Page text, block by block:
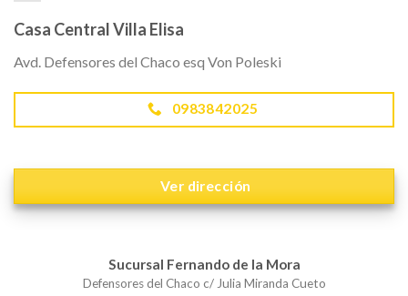
Casa Central Villa Elisa
Avd. Defensores del Chaco esq Von Poleski
0983842025
Ver dirección
Sucursal Fernando de la Mora
Defensores del Chaco c/ Julia Miranda Cueto